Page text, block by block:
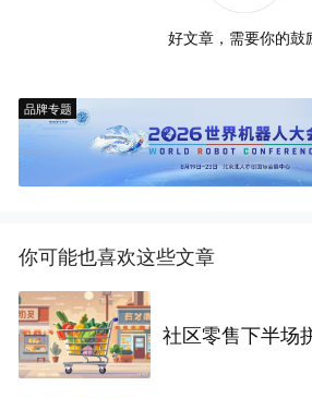
好文章，需要你的鼓
品牌专题
你可能也喜欢这些文章
社区零售下半场